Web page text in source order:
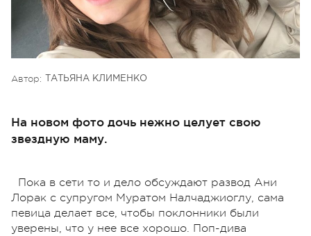
Автор: ТАТЬЯНА КЛИМЕНКО
На новом фото дочь нежно целует свою
звездную маму.
Пока в сети то и дело обсуждают развод Ани
Лорак с супругом Муратом Налчаджиоглу, сама
певица делает все, чтобы поклонники были
уверены, что у нее все хорошо. Поп-дива